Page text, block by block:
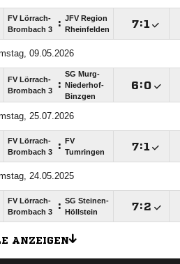
FV Lörrach-
Brombach 3
: JFV Region
Rheinfelden
:
09.05.2026
FV Lörrach-
Brombach 3
:
SG Murg-
Niederhof-
Binzgen
:
25.07.2026
FV Lörrach-
Brombach 3
:
FV
Tumringen
:
24.05.2025
FV Lörrach-
Brombach 3
: SG Steinen-
Höllstein
:
ANZEIGEN